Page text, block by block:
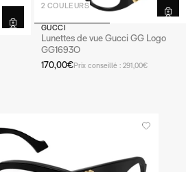
2 COULEURS
GUCCI
Lunettes de vue Gucci GG Logo
GG1693O
170,00€Prix conseillé : 291,00€